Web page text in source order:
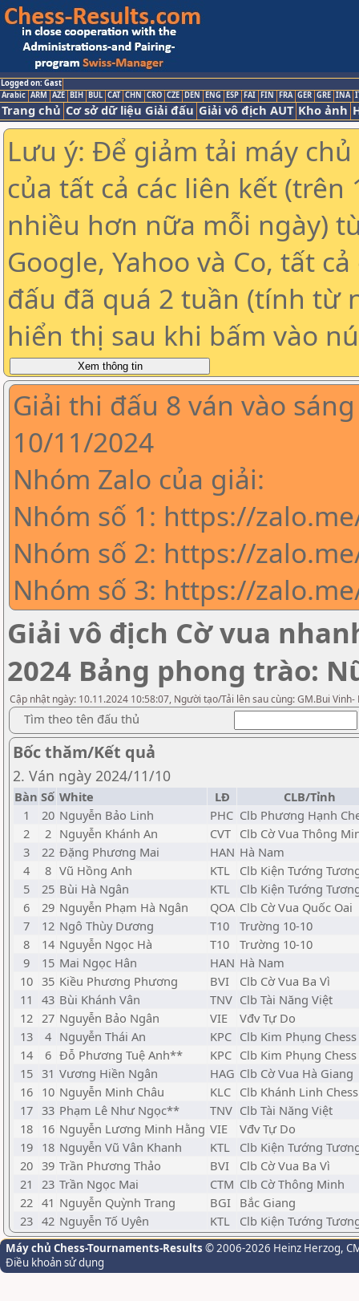
Logged on: Gast
Arabic ARM AZE BIH BUL CAT CHN CRO CZE DEN ENG ESP FAI FIN FRA GER GRE INA
Trang chủ Cơ sở dữ liệu Giải đấu Giải vô địch AUT Kho ảnh
Lưu ý: Để giảm tải máy
của tất cả các liên kết (trên
nhiều hơn nữa mỗi ngày)
Google, Yahoo và Co, tất
đấu đã quá 2 tuần (tính từ
hiển thị sau khi bấm vào
Giải thi đấu 8 ván vào
10/11/2024
Nhóm Zalo của giải:
Nhóm số 1: https://
Nhóm số 2: https://
Nhóm số 3: https://
Giải vô địch Cờ vua
2024 Bảng phong trào:
Cập nhật ngày: 10.11.2024 10:58:07, Người tạo/Tải lên sau cùng: GM.Bui
Tìm theo tên đấu thủ
Bốc thăm/Kết quả
2. Ván ngày 2024/11/10
Bàn Số White LĐ
CLB/Tỉnh
1
20 Nguyễn Bảo Linh PHC Clb Phương Hạnh
2
2 Nguyễn Khánh An CVT Clb Cờ Vua Thông
3
22 Đặng Phương Mai HAN Hà Nam
4
8 Vũ Hồng Anh KTL
Clb Kiện Tướng
5
25 Bùi Hà Ngân KTL
Clb Kiện Tướng
6
29 Nguyễn Phạm Hà Ngân QOA Clb Cờ Vua Quốc Oai
7
12 Ngô Thùy Dương T10
Trường 10-10
8
14 Nguyễn Ngọc Hà T10
Trường 10-10
9
15 Mai Ngọc Hân HAN Hà Nam
10 35 Kiều Phương Phương BVI
Clb Cờ Vua Ba Vì
11
43 Bùi Khánh Vân TNV Clb Tài Năng Việt
12 27 Nguyễn Bảo Ngân VIE
Vđv Tự Do
13
4 Nguyễn Thái An KPC Clb Kim Phụng Chess
14
6 Đỗ Phương Tuệ Anh** KPC Clb Kim Phụng Chess
15 31 Vương Hiền Ngân HAG Clb Cờ Vua Hà Giang
16 10 Nguyễn Minh Châu KLC Clb Khánh Linh Chess
17 33 Phạm Lê Như Ngọc** TNV Clb Tài Năng Việt
18 16 Nguyễn Lương Minh Hằng VIE
Vđv Tự Do
19 18 Nguyễn Vũ Vân Khanh KTL
Clb Kiện Tướng
20 39 Trần Phương Thảo BVI
Clb Cờ Vua Ba Vì
21
23 Trần Ngọc Mai CTM Clb Cờ Thông Minh
22 41 Nguyễn Quỳnh Trang BGI Bắc Giang
23 42 Nguyễn Tố Uyên KTL Clb Kiện Tướng
Máy chủ Chess-Tournaments-Results © 2006-2026 Heinz Herzog,
Điều khoản sử dụng